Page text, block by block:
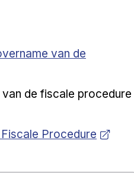
van de
de fiscale procedure
Procedure